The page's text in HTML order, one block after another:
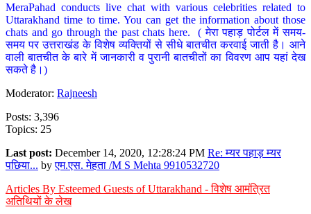
MeraPahad conducts live chat with various celebrities related to
Uttarakhand time to time. You can get the information about those
chats and go through the past chats here. ( मेरा पहाड़ पोर्टल में समय-
समय पर उत्तराखंड के विशेष व्यक्तियों से सीधे बातचीत करवाई जाती है। आने
वाली बातचीत के बारे में जानकारी व पुरानी बातचीतों का विवरण आप यहां देख
सकते है।)
Moderator: Rajneesh
Posts: 3,396
Topics: 25
Last post: December 14, 2020, 12:28:24 PM Re: म्यर पहाड़ म्यर
पछिया... byएम.एस. मेहता /M S Mehta 9910532720
Articles By Esteemed Guests of Uttarakhand - विशेष आमंत्रित
अतिथियों के लेख